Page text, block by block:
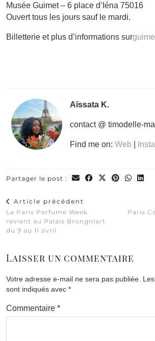
Musée Guimet – 6 place d’Iéna 75016
Ouvert tous les jours sauf le mardi.
Billetterie et plus d’informations sur
Aïssata K.
contact @ timodelle-
Find me on: Web
Partager le post :
Article précédent
La Paris Perfume Week
revient au Palais Brongniart
du 9 au 11 avril
Paris
Laisser un commentaire
Votre adresse e-mail ne sera pas publiée.
sont indiqués avec *
Commentaire *